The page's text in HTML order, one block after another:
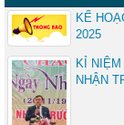
KẾ
2025
KỈ
NHẬN